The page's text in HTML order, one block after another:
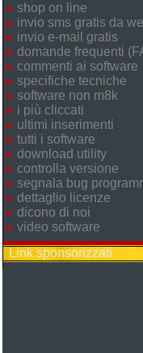
shop on line
invio sms gratis da
invio e-mail gratis
domande frequenti
commenti ai software
specifiche tecniche
software non m8k
i più cliccati
ultimi inserimenti
tutti i software
download utility
controlla versione
segnala bug
dettaglio licenze
dicono di noi
video software
Link sponsorizzati